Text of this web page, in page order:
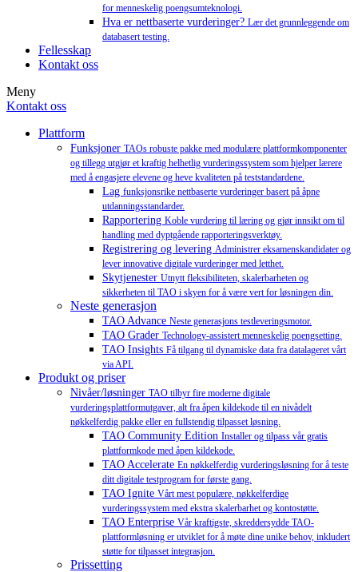
for menneskelig poengsumteknologi.
Hva er nettbaserte vurderinger? Lær det grunnleggende om
databasert testing.
Fellesskap
Kontakt oss
Meny
Kontakt oss
Plattform
Funksjoner TAOs robuste pakke med modulære plattformkomponenter
og tillegg utgjør et kraftig helhetlig vurderingssystem som hjelper lærere
med å engasjere elevene og heve kvaliteten på teststandardene.
Lag funksjonsrike nettbaserte vurderinger basert på åpne
utdanningsstandarder.
Rapportering Koble vurdering til læring og gjør innsikt om til
handling med dyptgående rapporteringsverktøy.
Registrering og levering Administrer eksamenskandidater og
lever innovative digitale vurderinger med letthet.
Skytjenester Utnytt fleksibiliteten, skalerbarheten og
sikkerheten til TAO i skyen for å være vert for løsningen din.
Neste generasjon
TAO Advance Neste generasjons testleveringsmotor.
TAO Grader Technology-assistert menneskelig poengsetting.
TAO Insights Få tilgang til dynamiske data fra datalageret vårt
via API.
Produkt og priser
Nivåer/løsninger TAO tilbyr fire moderne digitale
vurderingsplattformutgaver, alt fra åpen kildekode til en nivådelt
nøkkelferdig pakke eller en fullstendig tilpasset løsning.
TAO Community Edition Installer og tilpass vår gratis
plattformkode med åpen kildekode.
TAO Accelerate En nøkkelferdig vurderingsløsning for å teste
ditt digitale testprogram for første gang.
TAO Ignite Vårt mest populære, nøkkelferdige
vurderingssystem med ekstra skalerbarhet og kontostøtte.
TAO Enterprise Vår kraftigste, skreddersydde TAO-
plattformløsning er utviklet for å møte dine unike behov, inkludert
støtte for tilpasset integrasjon.
Prissetting